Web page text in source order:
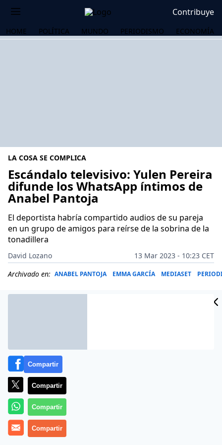
Contribuye
HOME POLÍTICA MUNDO PERIODISMO ECONOMÍA
LA COSA SE COMPLICA
Escándalo televisivo: Yulen Pereira
difunde los WhatsApp íntimos de
Anabel Pantoja
El deportista habría compartido audios de su pareja
en un grupo de amigos para reírse de la sobrina de la
tonadillera
David Lozano
13 Mar 2023 - 10:23 CET
Archivado en: ANABEL PANTOJA EMMA GARCÍA MEDIASET
Más información
Compartir
Compartir
Compartir
Compartir